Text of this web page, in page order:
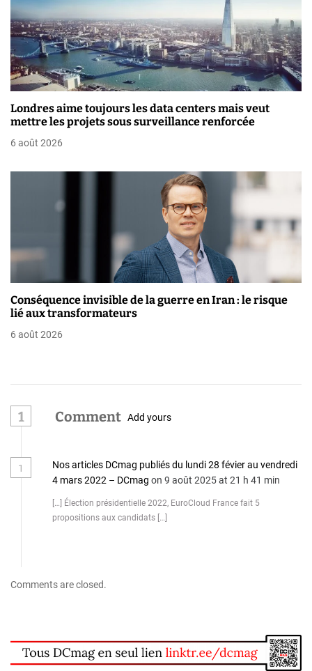
a
r
t
i
c
Londres aime toujours les data centers mais veut
mettre les projets sous surveillance renforcée
6 août 2026
Conséquence invisible de la guerre en Iran : le risque
lié aux transformateurs
6 août 2026
1 Comment Add yours
1
Nos articles DCmag publiés du lundi 28 févier au vendredi
4 mars 2022 – DCmag on 9 août 2025 at 21 h 41 min
[…] Élection présidentielle 2022, EuroCloud France fait 5
propositions aux candidats […]
Comments are closed.